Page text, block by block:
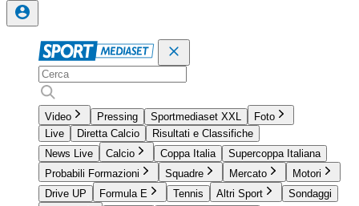
Video Pressing Sportmediaset XXL
Foto
Live
Diretta Calcio
Risultati e Classifiche
News Live
Calcio Coppa Italia
Supercoppa Italiana
Probabili Formazioni
Squadre Mercato
Motori
Drive UP
Formula E Tennis Altri Sport
Sondaggi